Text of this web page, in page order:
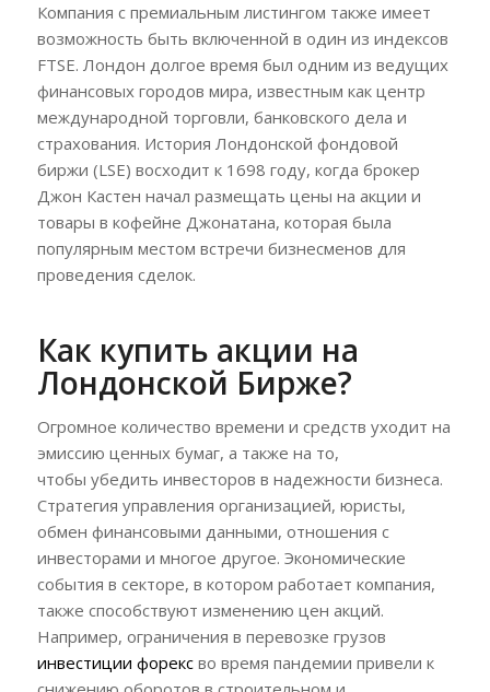
Компания с премиальным листингом также имеет
возможность быть включенной в один из индексов
FTSE. Лондон долгое время был одним из ведущих
финансовых городов мира, известным как центр
международной торговли, банковского дела и
страхования. История Лондонской фондовой
биржи (LSE) восходит к 1698 году, когда брокер
Джон Кастен начал размещать цены на акции и
товары в кофейне Джонатана, которая была
популярным местом встречи бизнесменов для
проведения сделок.
Как купить акции на
Лондонской Бирже?
Огромное количество времени и средств уходит на
эмиссию ценных бумаг, а также на то,
чтобы убедить инвесторов в надежности бизнеса.
Стратегия управления организацией, юристы,
обмен финансовыми данными, отношения с
инвесторами и многое другое. Экономические
события в секторе, в котором работает компания,
также способствуют изменению цен акций.
Например, ограничения в перевозке грузов
инвестиции форексво время пандемии привели к